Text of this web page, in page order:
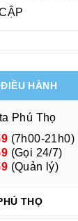
HÀNH
Phú Thọ
(7h00-21h0)
(Gọi 24/7)
(Quản lý)
THỌ